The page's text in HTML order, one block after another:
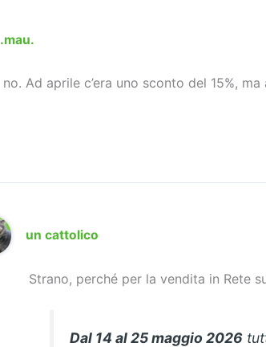
.mau.
no. Ad aprile c’era uno sconto del 15%,
un cattolico
Strano, perché per la vendita in Rete
Dal 14 al 25 maggio 2026